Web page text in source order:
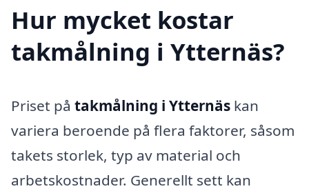
Hur mycket kostar
takmålning i Ytternäs?
Priset på takmålning i Ytternäs kan
variera beroende på flera faktorer, såsom
takets storlek, typ av material och
arbetskostnader. Generellt sett kan